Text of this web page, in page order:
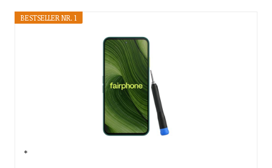
BESTSELLER NR. 1